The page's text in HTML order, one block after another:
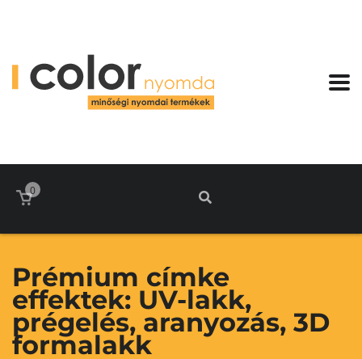
0
Prémium címke
effektek: UV-lakk,
prégelés, aranyozás, 3D
formalakk